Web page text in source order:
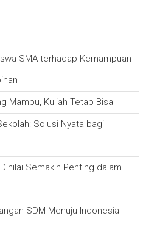
SMA terhadap Kemampuan
Mampu, Kuliah Tetap Bisa
Solusi Nyata bagi
Semakin Penting dalam
SDM Menuju Indonesia